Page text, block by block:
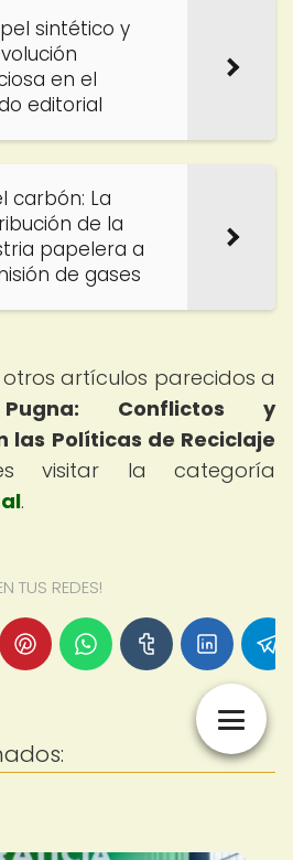
sintético y
en el
editorial
carbón: La
de la
papelera a
de gases
otros artículos parecidos a
Conflictos y
las Políticas de Reciclaje
visitar la categoría
.
TUS REDES!